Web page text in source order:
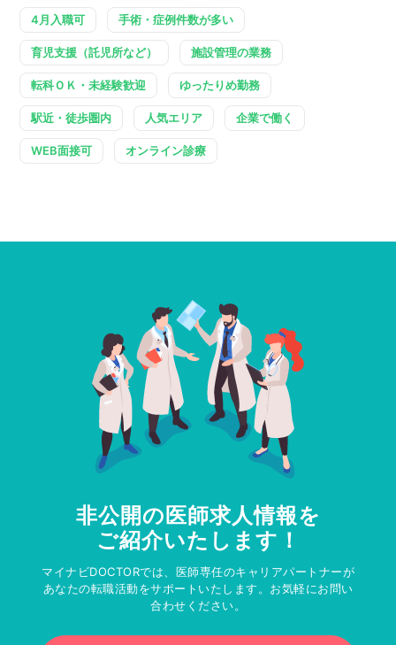
4月入職可 手術・症例件数が多い
育児支援（託児所など） 施設管理の業務
転科ＯＫ・未経験歓迎 ゆったりめ勤務
駅近・徒歩圏内 人気エリア 企業で働く
WEB面接可 オンライン診療
非公開の医師求人情報を
ご紹介いたします！
マイナビDOCTORでは、医師専任のキャリアパートナーが
あなたの転職活動をサポートいたします。お気軽にお問い
合わせください。